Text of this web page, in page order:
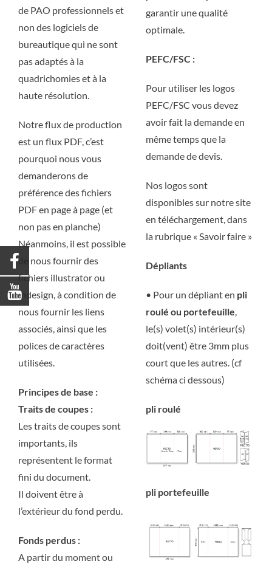
de PAO professionnels et
non des logiciels de
bureautique qui ne sont
pas adaptés à la
quadrichomies et à la
haute résolution.
Notre flux de production
est un flux PDF, c’est
pourquoi nous vous
demanderons de
préférence des fichiers
PDF en page à page (et
non pas en planche)
Néanmoins, il est possible
de nous fournir des
fichiers illustrator ou
indesign, à condition de
nous fournir les liens
associés, ainsi que les
polices de caractères
utilisées.
Principes de base :
Traits de coupes :
Les traits de coupes sont
importants, ils
représentent le format
fini du document.
Il doivent être à
l’extérieur du fond perdu.
Fonds perdus :
A partir du moment ou
garantir une qualité
optimale.
PEFC/FSC :
Pour utiliser les logos
PEFC/FSC vous devez
avoir fait la demande en
même temps que la
demande de devis.
Nos logos sont
disponibles sur notre site
en téléchargement, dans
la rubrique « Savoir faire »
Dépliants
• Pour un dépliant en pli
roulé ou portefeuille
le(s) volet(s) intérieur(s)
doit(vent) être 3mm plus
court que les autres. (cf
schéma ci dessous)
pli roulé
pli portefeuille